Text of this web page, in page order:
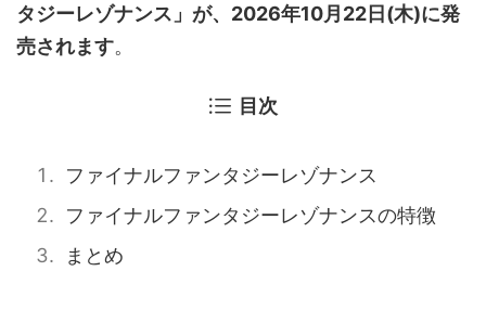
タジーレゾナンス」が、2026年10月22日(木)に発
売されます。
目次
ファイナルファンタジーレゾナンス
ファイナルファンタジーレゾナンスの特徴
まとめ